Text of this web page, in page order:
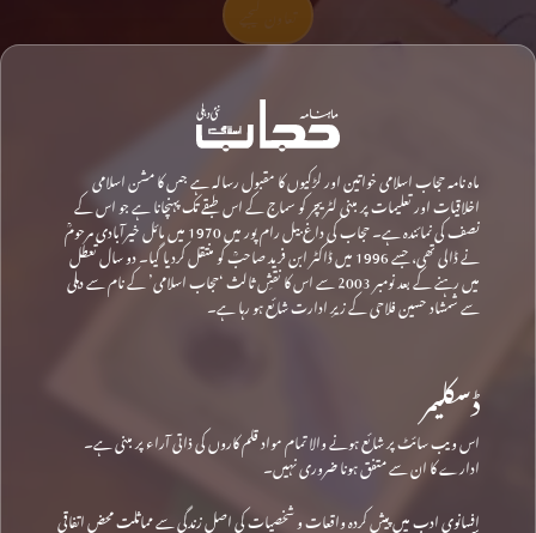
ماہ نامہ حجاب اسلامی خواتین اور لڑکیوں کا مقبول رسالہ ہے جس کا مشن اسلامی
اخلاقیات اور تعلیمات پر مبنی لٹریچر کو سماج کے اس طبقے تک پہنچانا ہے جو اس کے
نصف کی نمائندہ ہے۔ حجاب کی داغ بیل رام پور میں 1970 میں مائل خیرآبادی مرحومؒ
نے ڈالی تھی، جسے 1996 میں ڈاکٹر ابن فرید صاحبؒ کو منتقل کردیا گیا۔ دو سال تعطل
میں رہنے کے بعد نومبر 2003 سے اس کا نقشِ ثالث ‘حجاب اسلامی’ کے نام سے دہلی
سے شمشاد حسین فلاحی کے زیرِ ادارت شائع ہو رہا ہے۔
ڈسکلیمر
اس ویب سائٹ پر شائع ہونے والا تمام مواد قلم کاروں کی ذاتی آراء پر مبنی ہے۔
ادارے کا ان سے متفق ہونا ضروری نہیں۔
افسانوی ادب میں پیش کردہ واقعات و شخصیات کی اصل زندگی سے مماثلت محض اتفاقی